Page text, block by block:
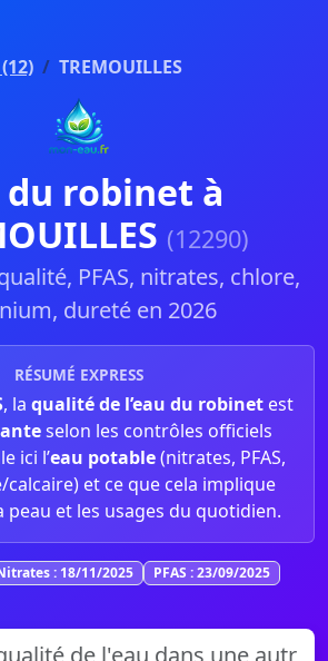
TREMOUILLES
du robinet à
(12290)
PFAS, nitrates, chlore,
dureté en 2026
RÉSUMÉ EXPRESS
, la qualité de l’eau du robinet est
selon les contrôles officiels
ici l’eau potable(nitrates, PFAS,
et ce que cela implique
peau et les usages du quotidien.
: 18/11/2025
PFAS : 23/09/2025